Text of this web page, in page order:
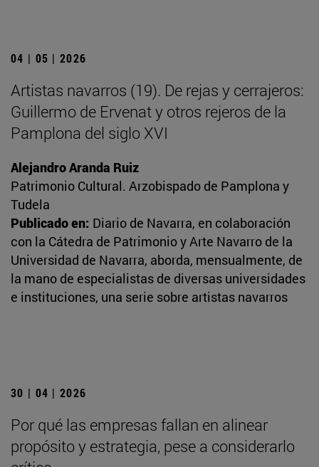
04 | 05 | 2026
Artistas navarros (19). De rejas y cerrajeros:
Guillermo de Ervenat y otros rejeros de la
Pamplona del siglo XVI
Alejandro Aranda Ruiz
Patrimonio Cultural. Arzobispado de Pamplona y
Tudela
Publicado en: Diario de Navarra, en colaboración
con la Cátedra de Patrimonio y Arte Navarro de la
Universidad de Navarra, aborda, mensualmente, de
la mano de especialistas de diversas universidades
e instituciones, una serie sobre artistas navarros
30 | 04 | 2026
Por qué las empresas fallan en alinear
propósito y estrategia, pese a considerarlo